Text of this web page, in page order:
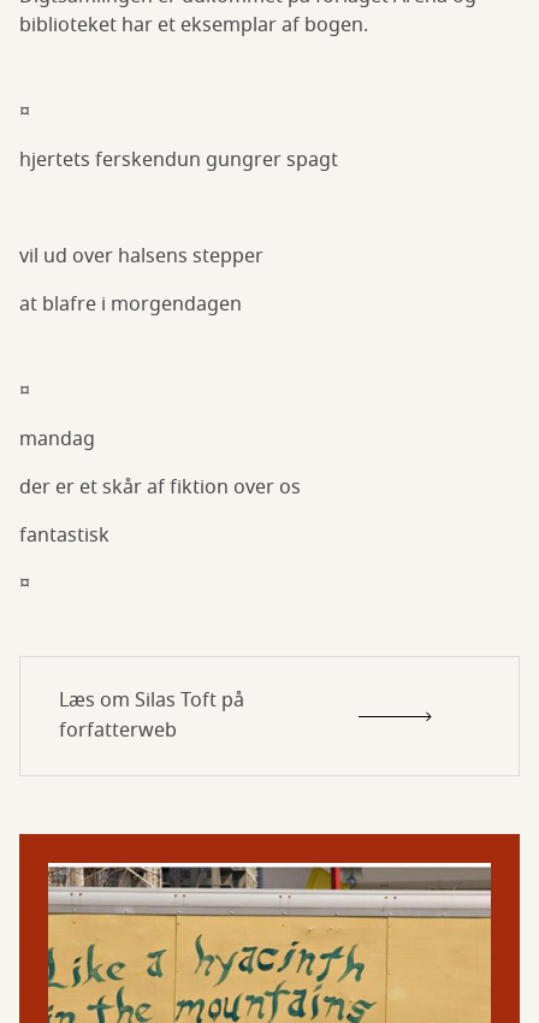
biblioteket har et eksemplar af bogen.
¤
hjertets ferskendun gungrer spagt
vil ud over halsens stepper
at blafre i morgendagen
¤
mandag
der er et skår af fiktion over os
fantastisk
¤
Læs om Silas Toft på
forfatterweb